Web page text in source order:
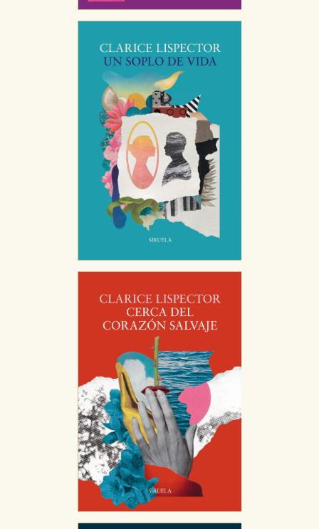
web funcione y no es posible deshabilitarlas desde
nuestro sistema. Es posible hacerlo desde el
navegador, pero en ese caso es posible que algunas
áreas de nuestra web dejen de funcionar
correctamente.
Cookies de rendimiento y analíticas
Estas cookies se utilizan para mejorar su experiencia
de navegación y optimizar el funcionamiento de
nuestro sitio web. Almacenan configuraciones de
servicios para que no tenga que reconfigurarlos cada
vez que nos visita. La información es agregada y, por lo
tanto, es anónima.
Cookies de publicidad y redes sociales
Estas cookies son gestionadas por nuestros socios
publicitarios y se utilizan para mostrar publicidad
relevante para sus intereses en otros sitios. No
que se basan en la identificación única de su
navegador y dispositivo de internet.
GUARDAR CONFIGURACIÓN
Puede consultar nuestra política de cookies